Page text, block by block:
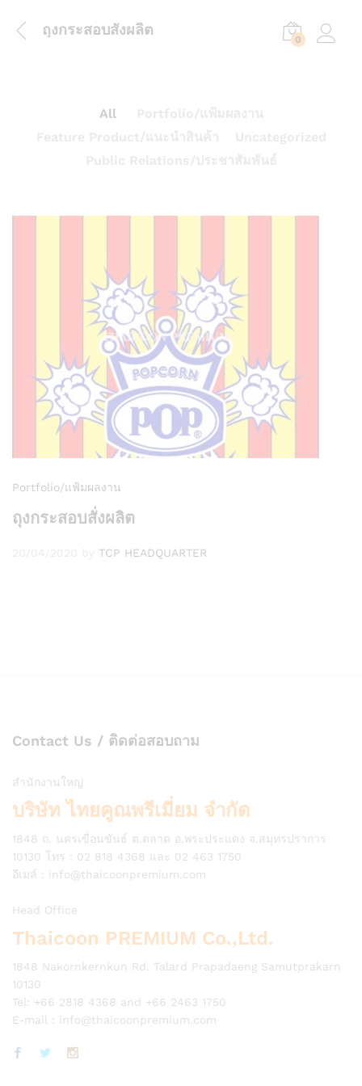
ถุงกระสอบสั่งผลิต
0
All
Portfolio/แฟ้มผลงาน
ถุงกระสอบสั่งผลิต
TCP HEADQUARTER
Contact Us / ติดต่อสอบถาม
สำนักงานใหญ่
บริษัท ไทยคูณพรีเมี่ยม จำกัด
1848 ถ. นครเขื่อนขันธ์ ต.ตลาด อ.พระประแดง จ.สมุทรปราการ
10130 โทร : 02 818 4368 และ 02 463 1750
อีเมล์ : info@thaicoonpremium.com
Head Office
Thaicoon PREMIUM Co.,Ltd.
1848 Nakornkernkun Rd. Talard Prapadaeng Samutprakarn
10130
Tel: +66 2818 4368 and +66 2463 1750
E-mail : info@thaicoonpremium.com